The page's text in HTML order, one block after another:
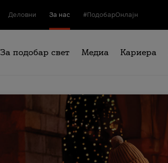
Деловни За нас #ПодобарОнлајн
За подобар свет Медиа Кариера